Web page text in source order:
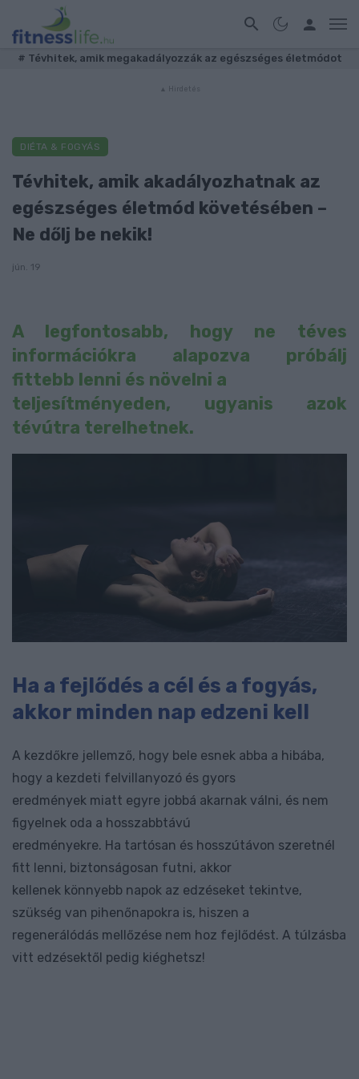
# Tévhitek, amik megakadályozzák az egészséges életmódot
DIÉTA & FOGYÁS
Tévhitek, amik akadályozhatnak az
egészséges életmód követésében –
Ne dőlj be nekik!
jún. 19
A legfontosabb, hogy ne téves
információkra alapozva próbálj
fittebb lenni és növelni a
teljesítményeden, ugyanis azok
tévútra terelhetnek.
Ha a fejlődés a cél és a fogyás,
akkor minden nap edzeni kell
A kezdőkre jellemző, hogy bele esnek abba a hibába,
hogy a kezdeti felvillanyozó és gyors
eredmények miatt egyre jobbá akarnak válni, és nem
figyelnek oda a hosszabbtávú
eredményekre. Ha tartósan és hosszútávon szeretnél
fitt lenni, biztonságosan futni, akkor
kellenek könnyebb napok az edzéseket tekintve,
szükség van pihenőnapokra is, hiszen a
regenerálódás mellőzése nem hoz fejlődést. A túlzásba
vitt edzésektől pedig kiéghetsz!